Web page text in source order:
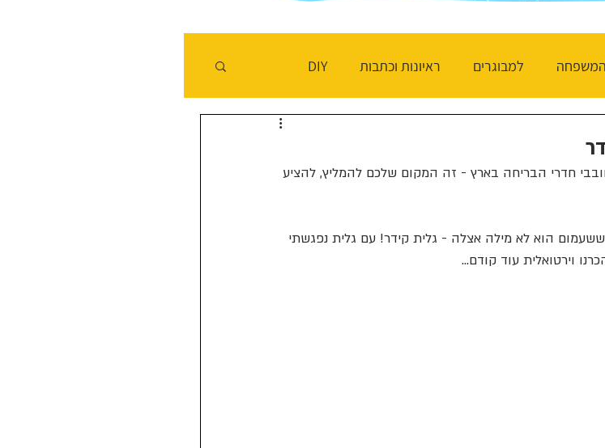
למבוגרים ראיונות וכתבות DIY
חדרי הבריחה בארץ - זה המקום שלכם להמליץ, להציע
הוא לא מילה אצלה - גלית קידר! עם גלית נפגשתי
וירטואלית עוד קודם...